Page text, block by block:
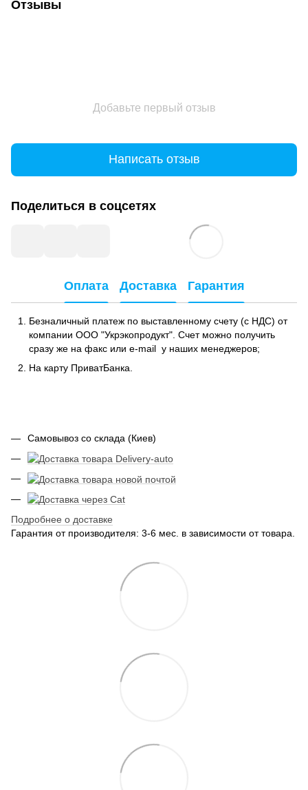
Отзывы
Добавьте первый отзыв
Написать отзыв
Поделиться в соцсетях
Оплата Доставка Гарантия
Безналичный платеж по выставленному счету (с НДС) от
компании ООО "Укрэкопродукт". Счет можно получить
сразу же на факс или e-mail у наших менеджеров;
На карту ПриватБанка.
Самовывоз со склада (Киев)
Подробнее о доставке
Гарантия от производителя: 3-6 мес. в зависимости от товара.